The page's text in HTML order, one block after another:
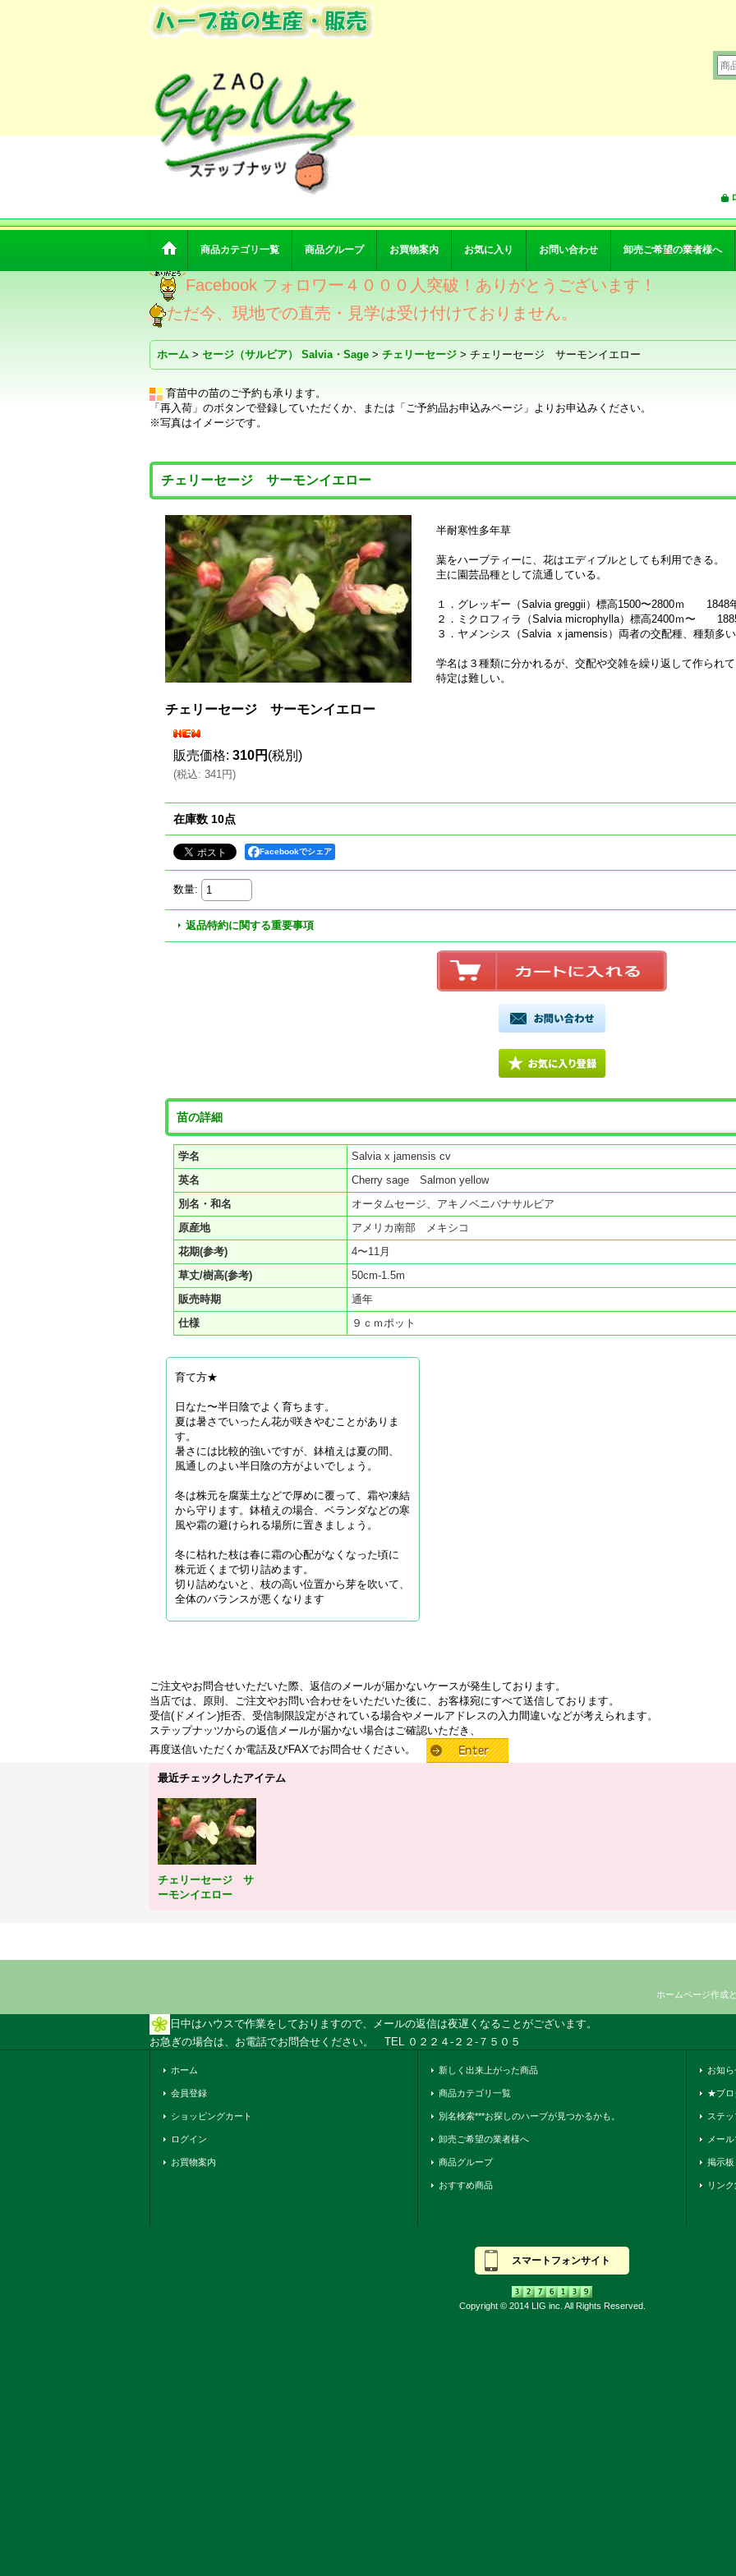
商品カテゴリ一覧 商品グループ お買物案内 お気に入り お問い合わせ 卸売ご希望の業者様へ
Facebook フォロワー４０００人突破！ありがとうございます！
ただ今、現地での直売・見学は受け付けておりません。
ホーム > セージ（サルビア） Salvia・Sage > チェリーセージ > チェリーセージ サーモンイエロー
育苗中の苗のご予約も承ります。
「再入荷」のボタンで登録していただくか、または「ご予約品お申込みページ」よりお申込みください。
※写真はイメージです。
チェリーセージ サーモンイエロー
半耐寒性多年草
葉をハーブティーに、花はエディブルとしても利用できる。
主に園芸品種として流通している。
１．グレッギー（Salvia greggii）標高1500〜2800ｍ 1848
２．ミクロフィラ（Salvia microphylla）標高2400ｍ〜
３．ヤメンシス（Salvia ｘjamensis）両者の交配種、種類多
学名は３種類に分かれるが、交配や交雑を繰り返して作られ
特定は難しい。
チェリーセージ サーモンイエロー
販売価格: 310円 (税別)
(税込: 341円)
在庫数 10点
Facebookでシェア
数量:
返品特約に関する重要事項
苗の詳細
学名
Salvia x jamensis cv
英名
Cherry sage Salmon yellow
別名・和名
オータムセージ、アキノベニバナサルビア
原産地
アメリカ南部 メキシコ
花期(参考)
4〜11月
草丈/樹高(参考)
50cm-1.5m
販売時期
通年
仕様
９ｃｍポット
育て方★
日なた〜半日陰でよく育ちます。
夏は暑さでいったん花が咲きやむことがありま
す。
暑さには比較的強いですが、鉢植えは夏の間、
風通しのよい半日陰の方がよいでしょう。
冬は株元を腐葉土などで厚めに覆って、霜や凍結
から守ります。鉢植えの場合、ベランダなどの寒
風や霜の避けられる場所に置きましょう。
冬に枯れた枝は春に霜の心配がなくなった頃に
株元近くまで切り詰めます。
切り詰めないと、枝の高い位置から芽を吹いて、
全体のバランスが悪くなります
ご注文やお問合せいただいた際、返信のメールが届かないケースが発生しております。
当店では、原則、ご注文やお問い合わせをいただいた後に、お客様宛にすべて送信しております。
受信(ドメイン)拒否、受信制限設定がされている場合やメールアドレスの入力間違いなどが考えられます。
ステップナッツからの返信メールが届かない場合はご確認いただき、
再度送信いただくか電話及びFAXでお問合せください。
最近チェックしたアイテム
チェリーセージ サ
ーモンイエロー
ホームページ作成
日中はハウスで作業をしておりますので、メールの返信は夜遅くなることがございます。
お急ぎの場合は、お電話でお問合せください。 TEL ０２２４-２２-７５０５
ホーム
会員登録
ショッピングカート
ログイン
お買物案内
新しく出来上がった商品
商品カテゴリ一覧
別名検索***お探しのハーブが見つかるかも。
卸売ご希望の業者様へ
商品グループ
おすすめ商品
お知ら
★ブ
ステ
メー
掲示板
リンク
スマートフォンサイト
Copyright © 2014 LIG inc. All Rights Reserved.